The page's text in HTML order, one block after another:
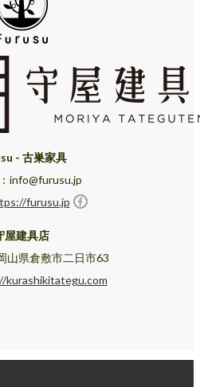
- 古巣家具
info@furusu.jp
furusu.jp
屋建具店
山県倉敷市二日市63
kurashikitategu.com